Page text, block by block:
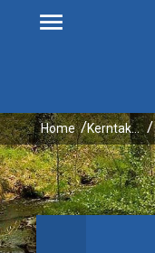
Home Kerntaken